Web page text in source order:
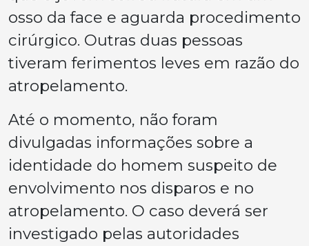
osso da face e aguarda procedimento
cirúrgico. Outras duas pessoas
tiveram ferimentos leves em razão do
atropelamento.
Até o momento, não foram
divulgadas informações sobre a
identidade do homem suspeito de
envolvimento nos disparos e no
atropelamento. O caso deverá ser
investigado pelas autoridades